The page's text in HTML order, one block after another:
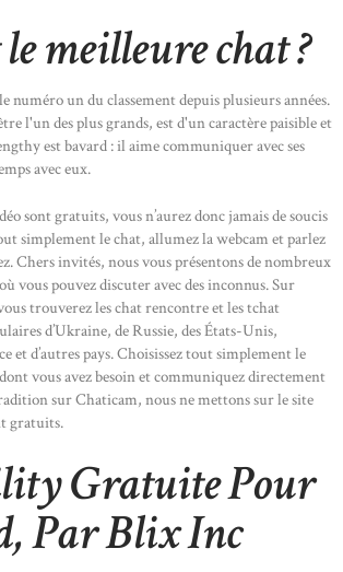
meilleure chat ?
numéro un du classement depuis plusieurs années.
l'un des plus grands, est d'un caractère paisible et
est bavard : il aime communiquer avec ses
avec eux.
sont gratuits, vous n’aurez donc jamais de soucis
simplement le chat, allumez la webcam et parlez
Chers invités, nous vous présentons de nombreux
vous pouvez discuter avec des inconnus. Sur
trouverez les chat rencontre et les tchat
d’Ukraine, de Russie, des États-Unis,
et d’autres pays. Choisissez tout simplement le
vous avez besoin et communiquez directement
sur Chaticam, nous ne mettons sur le site
gratuits.
Gratuite Pour
Par Blix Inc